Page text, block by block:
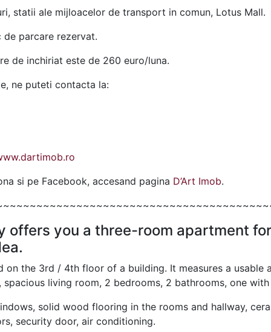
statii ale mijloacelor de transport in comun, Lotus Mall.
parcare rezervat.
de inchiriat este de 260 euro/luna.
ne puteti contacta la:
si pe Facebook, accesand pagina D’Art Imob.
offers you a three-room apartment
the 3rd / 4th floor of a building. It measures a usable
living room, 2 bedrooms, 2 bathrooms, one
solid wood flooring in the rooms and hallway,
security door, air conditioning.